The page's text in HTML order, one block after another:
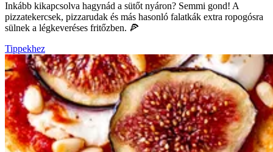
Inkább kikapcsolva hagynád a sütőt nyáron? Semmi gond! A
pizzatekercsek, pizzarudak és más hasonló falatkák extra ropogósra
sülnek a légkeveréses fritőzben. 🍕
Tippekhez